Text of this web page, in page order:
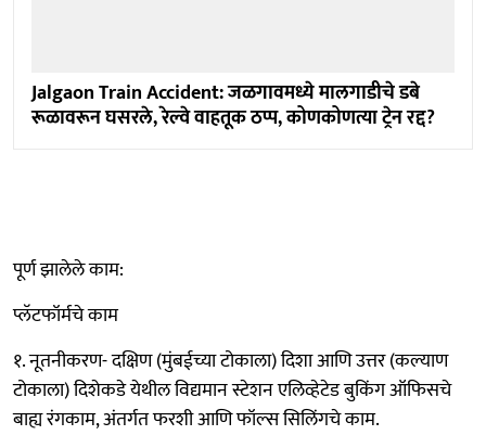
Jalgaon Train Accident: जळगावमध्ये मालगाडीचे डबे
रूळावरून घसरले, रेल्वे वाहतूक ठप्प, कोणकोणत्या ट्रेन रद्द?
पूर्ण झालेले काम:
प्लॅटफॉर्मचे काम
१. नूतनीकरण- दक्षिण (मुंबईच्या टोकाला) दिशा आणि उत्तर (कल्याण
टोकाला) दिशेकडे येथील विद्यमान स्टेशन एलिव्हेटेड बुकिंग ऑफिसचे
बाह्य रंगकाम, अंतर्गत फरशी आणि फॉल्स सिलिंगचे काम.